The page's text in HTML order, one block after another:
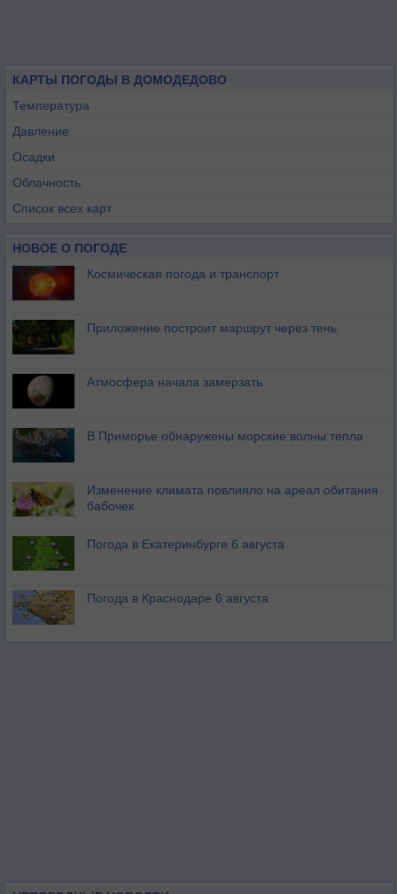
КАРТЫ ПОГОДЫ В ДОМОДЕДОВО
Температура
Давление
Осадки
Облачность
Список всех карт
НОВОЕ О ПОГОДЕ
Космическая погода и транспорт
Приложение построит маршрут через тень
Атмосфера начала замерзать
В Приморье обнаружены морские волны тепла
Изменение климата повлияло на ареал обитания
бабочек
Погода в Екатеринбурге 6 августа
Погода в Краснодаре 6 августа